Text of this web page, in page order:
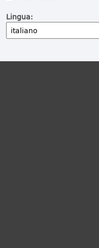
Lingua